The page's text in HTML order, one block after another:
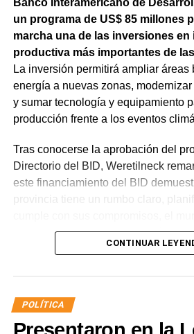
Banco Interamericano de
un programa de US$ 85 millones
marcha una de las inversiones
productiva más importantes de
La inversión permitirá ampliar áreas
energía a nuevas zonas,
y sumar tecnología y equipamiento
producción frente a los eventos
Tras conocerse la aprobación del
Directorio del BID, Weretilneck
este financiamiento del BID
provincia tiene un rumbo claro,
Estos fondos llegan porque Río
de desarrollo serio, con obras
El monto total del Programa es de
De ese total, US$ 80 millones
recursos del Banco
CONTINUAR
POLÍTICA